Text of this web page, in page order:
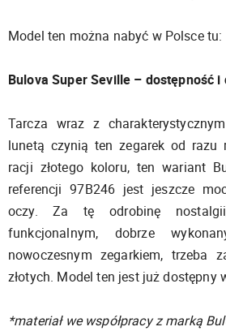
Model ten można nabyć w Polsce tu:
Bulova Super Seville – dostępność i
Tarcza wraz z
lunetą czynią ten zegarek od razu
racji złotego koloru, ten wariant
referencji 97B246 jest jeszcze
oczy. Za tę odrobinę
funkcjonalnym, dobrze
nowoczesnym zegarkiem, trzeba
złotych. Model ten jest już dostępny
*materiał we współpracy z marką